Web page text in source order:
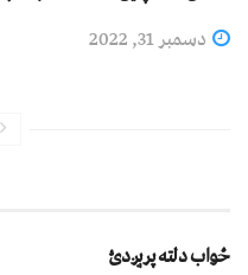
دسمبر 31, 2022
ځواب دلته پرېږدئ